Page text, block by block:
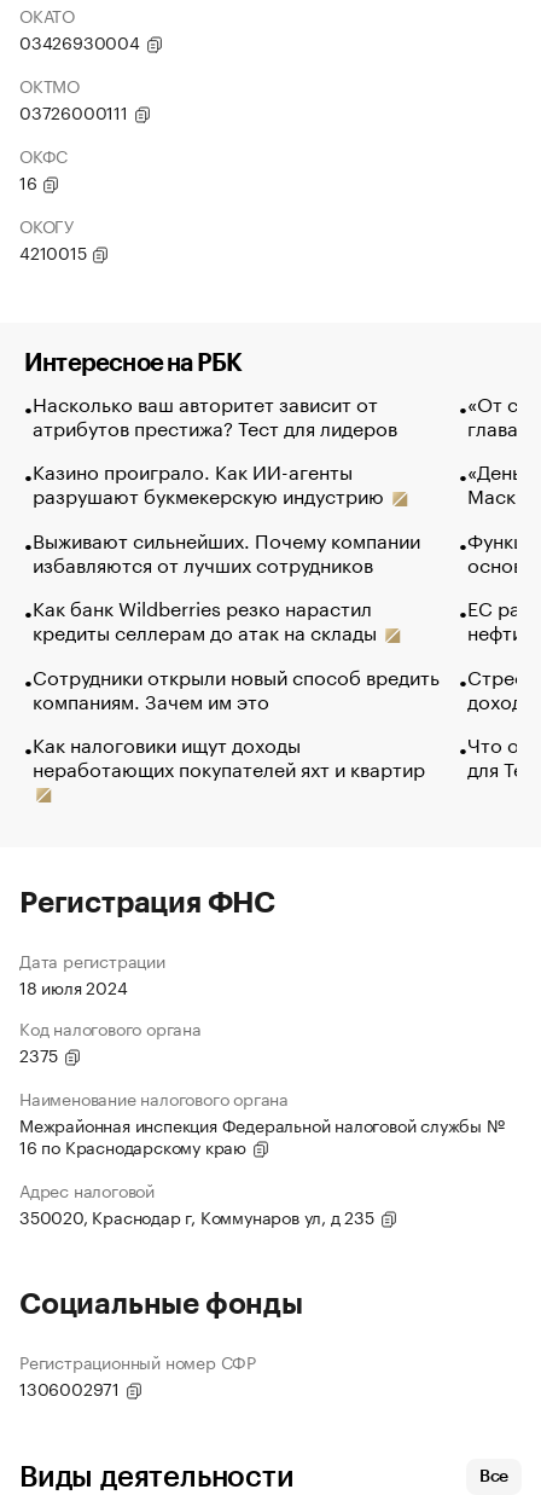
ОКАТО
03426930004
ОКТМО
03726000111
ОКФС
16
ОКОГУ
4210015
Интересное на РБК
Насколько ваш авторитет зависит от
атрибутов престижа? Тест для лидеров
Казино проиграло. Как ИИ-агенты
разрушают букмекерскую индустрию
Выживают сильнейших. Почему компании
избавляются от лучших сотрудников
Как банк Wildberries резко нарастил
кредиты селлерам до атак на склады
Сотрудники открыли новый способ вредить
компаниям. Зачем им это
Как налоговики ищут доходы
неработающих покупателей яхт и квартир
«От
глава
Маск в
основ
ЕС
нефти
Что
для
Регистрация ФНС
Дата регистрации
18 июля 2024
Код налогового органа
2375
Наименование налогового органа
Межрайонная инспекция Федеральной налоговой службы №
16 по Краснодарскому краю
Адрес налоговой
350020, Краснодар г, Коммунаров ул, д 235
Социальные фонды
Регистрационный номер СФР
1306002971
Виды деятельности Все